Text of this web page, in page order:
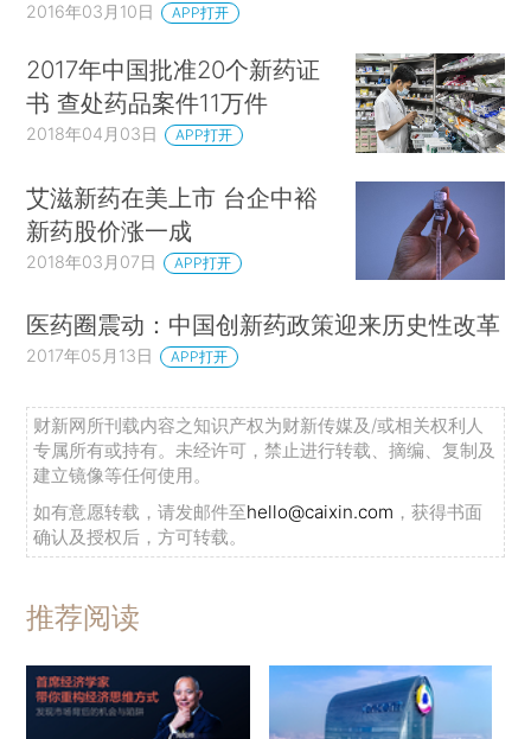
2016年03月10日 APP打开
2017年中国批准20个新药证
书 查处药品案件11万件
2018年04月03日 APP打开
艾滋新药在美上市 台企中裕
新药股价涨一成
2018年03月07日 APP打开
医药圈震动：中国创新药政策迎来历史性改革
2017年05月13日 APP打开
财新网所刊载内容之知识产权为财新传媒及/或相关权利人
专属所有或持有。未经许可，禁止进行转载、摘编、复制及
建立镜像等任何使用。
如有意愿转载，请发邮件至hello@caixin.com ，获得书面
确认及授权后，方可转载。
推荐阅读